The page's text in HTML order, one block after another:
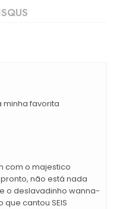
minha favorita
com o majestico
não está nada
o deslavadinho wanna-
cantou SEIS